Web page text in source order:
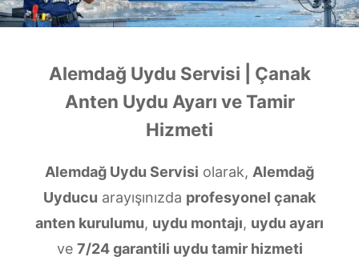
Alemdağ Uydu Servisi | Çanak
Anten Uydu Ayarı ve Tamir
Hizmeti
Alemdağ Uydu Servisi olarak, Alemdağ
Uyducu arayışınızda profesyonel çanak
anten kurulumu, uydu montajı, uydu ayarı
ve 7/24 garantili uydu tamir hizmeti